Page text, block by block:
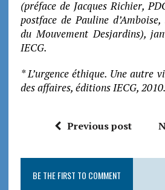
(préface de Jacques Richier,
postface de Pauline
du Mouvement Desjardins),
IECG.
* L’urgence éthique. Une autre
des affaires, éditions IECG, 2010.
Previous post
BE THE FIRST TO COMMENT